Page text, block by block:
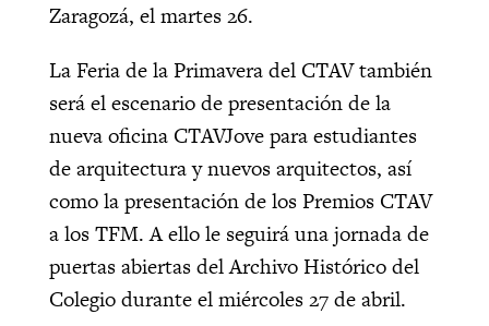
Zaragozá, el martes 26.
La Feria de la Primavera del CTAV también
será el escenario de presentación de la
nueva oficina CTAVJove para estudiantes
de arquitectura y nuevos arquitectos, así
como la presentación de los Premios CTAV
a los TFM. A ello le seguirá una jornada de
puertas abiertas del Archivo Histórico del
Colegio durante el miércoles 27 de abril.